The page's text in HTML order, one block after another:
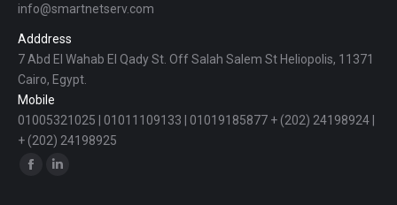
info@smartnetserv.com
Adddress
7 Abd El Wahab El Qady St. Off Salah Salem St Heliopolis, 11371
Cairo, Egypt.
Mobile
01005321025 | 01011109133 | 01019185877 + (202) 24198924 |
+ (202) 24198925
Find us on:
Facebook